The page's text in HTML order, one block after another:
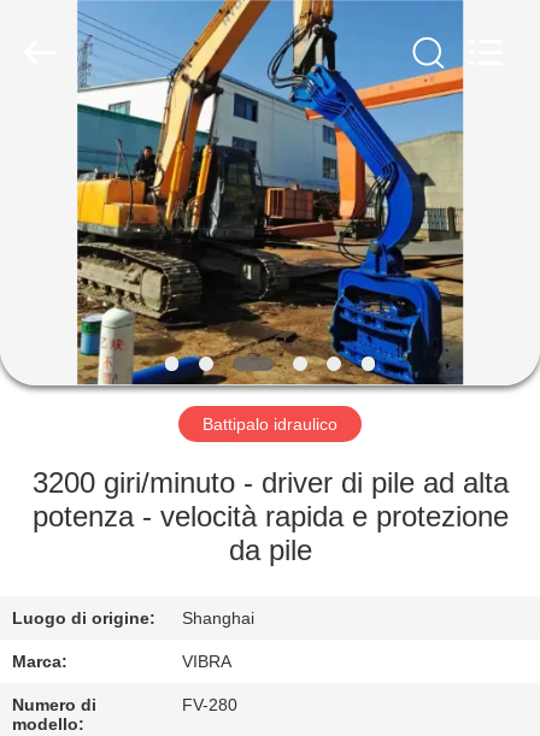
CASA
PRODOTTI
MANIFESTAZIONE
VR
NOI
FABBRICA
CONTROLLO
Battipalo idraulico
3200 giri/minuto - driver di pile ad alta
potenza - velocità rapida e protezione
da pile
Luogo di origine: Shanghai
Marca: VIBRA
Numero di
modello:
FV-280